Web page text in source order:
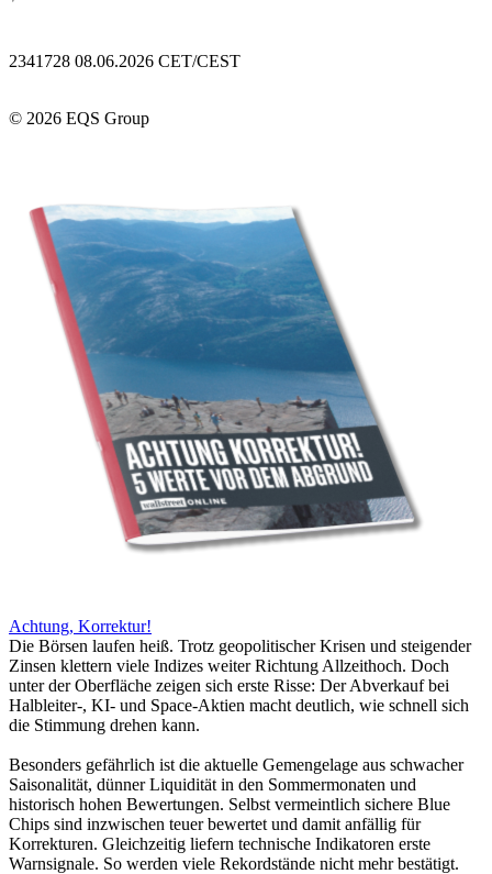
2341728 08.06.2026 CET/CEST
© 2026 EQS Group
Achtung, Korrektur!
Die Börsen laufen heiß. Trotz geopolitischer Krisen und steigender
Zinsen klettern viele Indizes weiter Richtung Allzeithoch. Doch
unter der Oberfläche zeigen sich erste Risse: Der Abverkauf bei
Halbleiter-, KI- und Space-Aktien macht deutlich, wie schnell sich
die Stimmung drehen kann.
Besonders gefährlich ist die aktuelle Gemengelage aus schwacher
Saisonalität, dünner Liquidität in den Sommermonaten und
historisch hohen Bewertungen. Selbst vermeintlich sichere Blue
Chips sind inzwischen teuer bewertet und damit anfällig für
Korrekturen. Gleichzeitig liefern technische Indikatoren erste
Warnsignale. So werden viele Rekordstände nicht mehr bestätigt.